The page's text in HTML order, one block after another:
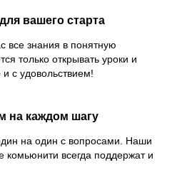
вашего старта
все знания в понятную
только открывать уроки и
с удовольствием!
на каждом шагу
на один с вопросами. Наши
комьюнити всегда поддержат и